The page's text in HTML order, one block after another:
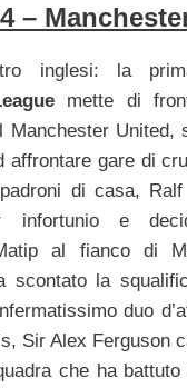
–
inglesi: la
mette di
Manchester United,
affrontare gare di
di casa, Ralf
infortunio e
al fianco di
scontato la
duo
Sir Alex Ferguson
che ha